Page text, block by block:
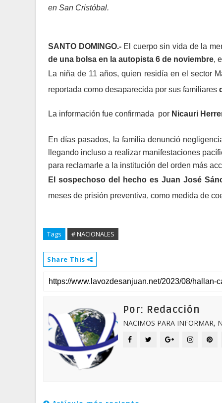
en San Cristóbal.
SANTO DOMINGO.- El cuerpo sin vida de la
de una bolsa en la autopista 6 de noviembre,
La niña de 11 años, quien residía en el sector
reportada como desaparecida por sus familiares
La información fue confirmada por Nicauri
En días pasados, la familia denunció
llegando incluso a realizar manifestaciones
para reclamarle a la institución del orden más
El sospechoso del hecho es Juan José
meses de prisión preventiva, como medida de
Tags # NACIONALES
Share This
Por: Redacción
NACIMOS PARA INFORMAR,